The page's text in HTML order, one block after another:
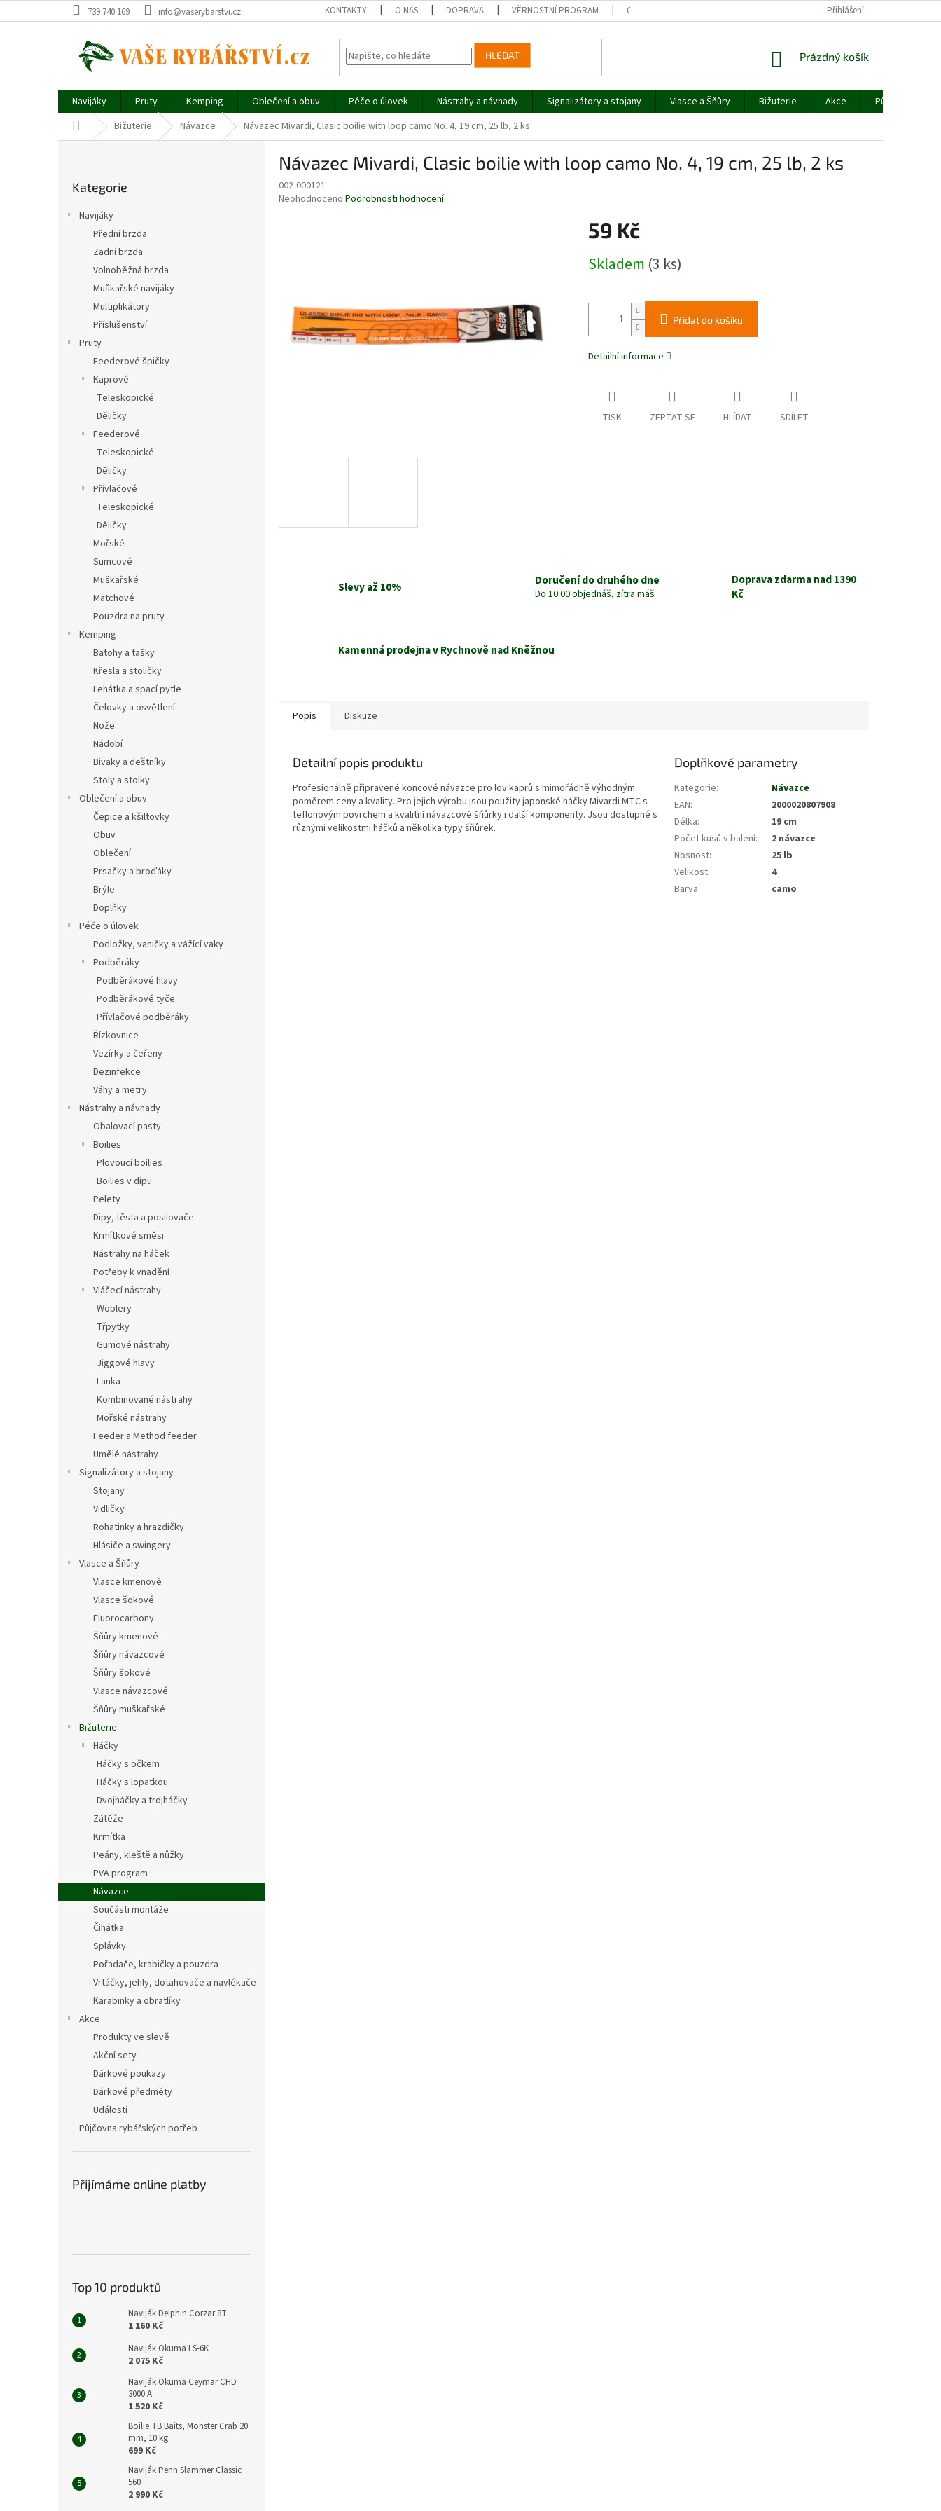
na
739 740 169 info@vaserybarstvi.cz KONTAKTY O NÁS DOPRAVA VĚRNOSTNÍ PROGRAM OBCHODNÍ PODMÍNKY PODMÍNKY OCHRANY OSOBNÍCH ÚDAJŮ
Přihlášení
HLEDAT
NÁKUPNÍ
Prázdný košík
Navijáky Pruty Kemping Oblečení a obuv Péče o úlovek Nástrahy a návnady Signalizátory a stojany Vlasce a Šňůry Bižuterie Akce
Půjčovna
Domů Bižuterie Návazce Návazec Mivardi, Clasic boilie with loop camo No. 4, 19 cm, 25 lb, 2 ks
kategorie
Kategorie
Navijáky
Přední brzda
Zadní brzda
Volnoběžná brzda
Muškařské navijáky
Multiplikátory
Příslušenství
Pruty
Feederové špičky
Kaprové
Teleskopické
Děličky
Feederové
Teleskopické
Děličky
Přívlačové
Teleskopické
Děličky
Mořské
Sumcové
Muškařské
Matchové
Pouzdra na pruty
Kemping
Batohy a tašky
Křesla a stoličky
Lehátka a spací pytle
Čelovky a osvětlení
Nože
Nádobí
Bivaky a deštníky
Stoly a stolky
Oblečení a obuv
Čepice a kšiltovky
Obuv
Oblečení
Prsačky a broďáky
Brýle
Doplňky
Péče o úlovek
Podložky, vaničky a vážící vaky
Podběráky
Podběrákové hlavy
Podběrákové tyče
Přívlačové podběráky
Řízkovnice
Vezírky a čeřeny
Dezinfekce
Váhy a metry
Nástrahy a návnady
Obalovací pasty
Boilies
Plovoucí boilies
Boilies v dipu
Pelety
Dipy, těsta a posilovače
Krmítkové směsi
Nástrahy na háček
Potřeby k vnadění
Vláčecí nástrahy
Woblery
Třpytky
Gumové nástrahy
Jiggové hlavy
Lanka
Kombinované nástrahy
Mořské nástrahy
Feeder a Method feeder
Umělé nástrahy
Signalizátory a stojany
Stojany
Vidličky
Rohatinky a hrazdičky
Hlásiče a swingery
Vlasce a Šňůry
Vlasce kmenové
Vlasce šokové
Fluorocarbony
Šňůry kmenové
Šňůry návazcové
Šňůry šokové
Vlasce návazcové
Šňůry muškařské
Bižuterie
Háčky
Háčky s očkem
Háčky s lopatkou
Dvojháčky a trojháčky
Zátěže
Krmítka
Peány, kleště a nůžky
PVA program
Návazce
Součásti montáže
Čihátka
Splávky
Pořadače, krabičky a pouzdra
Vrtáčky, jehly, dotahovače a navlékače
Karabinky a obratlíky
Akce
Produkty ve slevě
Akční sety
Dárkové poukazy
Dárkové předměty
Události
Půjčovna rybářských potřeb
Přijímáme online platby
Top 10 produktů
Naviják Delphin Corzar 8T
1 160 Kč
Naviják Okuma LS-6K
2 075 Kč
Naviják Okuma Ceymar CHD
3000 A
1 520 Kč
Boilie TB Baits, Monster Crab 20
mm, 10 kg
699 Kč
Naviják Penn Slammer Classic
560
2 990 Kč
Návazec Mivardi, Clasic boilie with loop camo No. 4, 19 cm, 25 lb, 2 ks
002-000121
Průměrné
Neohodnoceno Podrobnosti hodnocení
59 Kč
cena:
Skladem (3 ks)
Přidat do košíku
Detailní informace
TISK ZEPTAT SE HLÍDAT SDÍLET
Slevy až 10% Doručení do druhého dne
Do 10:00 objednáš, zítra máš
Doprava zdarma nad 1390
Kč
Kamenná prodejna v Rychnově nad Kněžnou
Popis Diskuze
Detailní popis produktu
Profesionálně připravené koncové návazce pro lov kaprů s mimořádně výhodným
poměrem ceny a kvality. Pro jejich výrobu jsou použity japonské háčky Mivardi MTC s
teflonovým povrchem a kvalitní návazcové šňůrky i další komponenty. Jsou dostupné s
různými velikostmi háčků a několika typy šňůrek.
Doplňkové parametry
Kategorie:
Návazce
EAN:
2000020807908
Délka:
19 cm
Počet kusů v balení:
2 návazce
Nosnost:
25 lb
Velikost:
4
Barva: camo